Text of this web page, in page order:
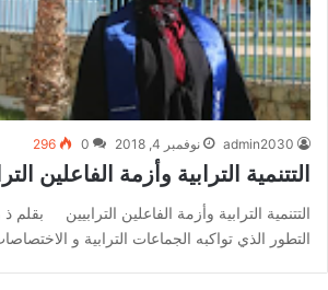
admin2030 نوفمبر 4, 2018 0
296
التتنمية الترابية وأزمة الفاعلين
التتنمية الترابية وأزمة الفاعلين الترابيين بقلم
التطور الذي تواكبه الجماعات الترابية و